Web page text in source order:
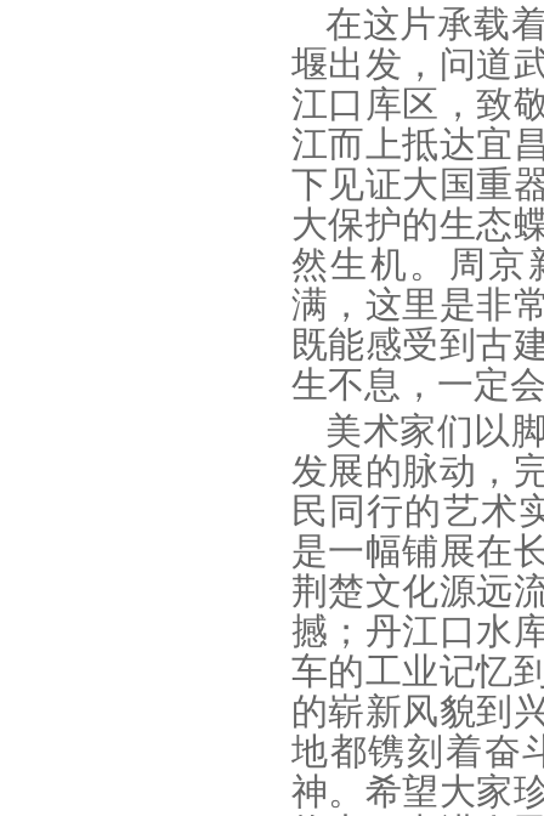
在这片承载
堰出发，问道
江口库区，致
江而上抵达宜
下见证大国重
大保护的生态
然生机。周京
满，这里是非
既能感受到古
生不息，一定
美术家们以
发展的脉动，
民同行的艺术
是一幅铺展在
荆楚文化源远
撼；丹江口水
车的工业记忆
的崭新风貌到
地都镌刻着奋
神。希望大家